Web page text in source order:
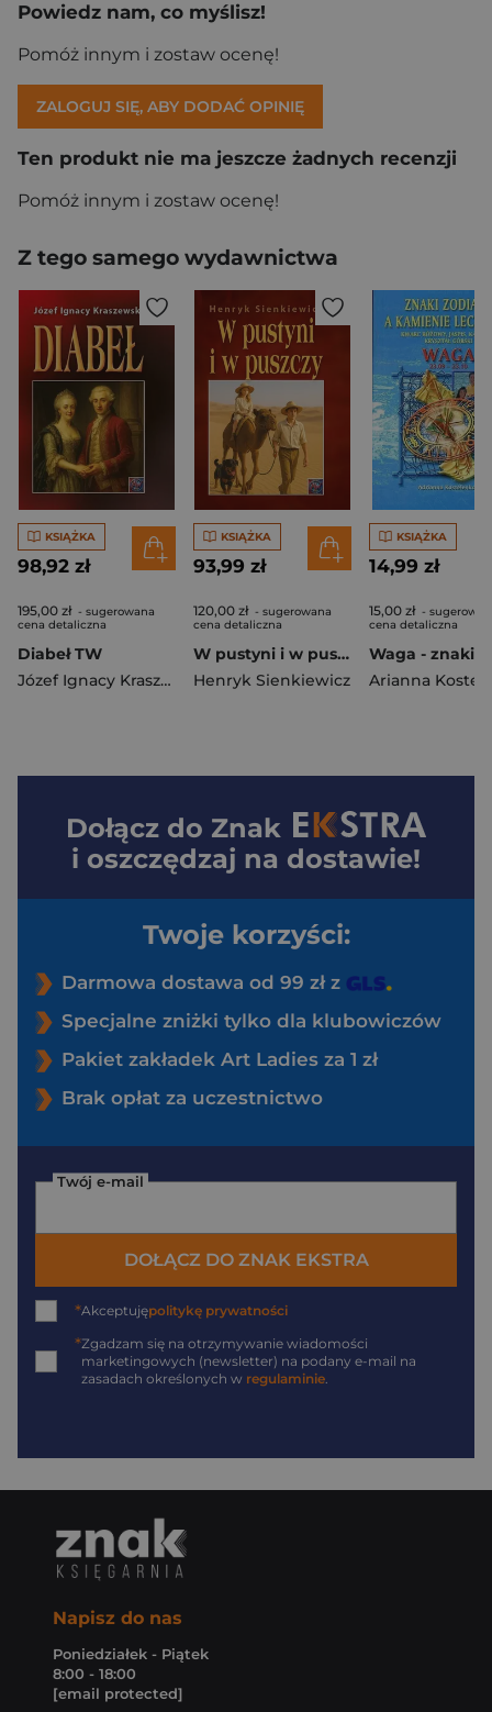
Powiedz nam, co myślisz!
Pomóż innym i zostaw ocenę!
ZALOGUJ SIĘ, ABY DODAĆ OPINIĘ
Ten produkt nie ma jeszcze żadnych recenzji
Pomóż innym i zostaw ocenę!
Z tego samego wydawnictwa
KSIĄŻKA
98,92 zł
195,00 zł - sugerowana
cena detaliczna
Diabeł TW
Józef Ignacy Kraszewski
KSIĄŻKA
93,99 zł
120,00 zł - sugerowana
cena detaliczna
W pustyni i w puszczy BR
Henryk Sienkiewicz
KSIĄŻKA
14,99 zł
15,00 zł -
cena detaliczna
Arianna
Dołącz do Znak
i oszczędzaj na dostawie!
Twoje korzyści:
Darmowa dostawa od 99 zł z
Specjalne zniżki tylko dla klubowiczów
Pakiet zakładek Art Ladies za 1 zł
Brak opłat za uczestnictwo
Twój e-mail
DOŁĄCZ DO ZNAK EKSTRA
*Akceptujępolitykę prywatności
*Zgadzam się na otrzymywanie wiadomości
marketingowych (newsletter) na podany e-mail na
zasadach określonych w regulaminie.
Napisz do nas
Poniedziałek - Piątek
8:00 - 18:00
[email protected]